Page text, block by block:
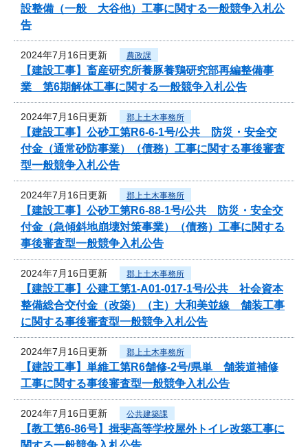
設整備（一般 大谷他）工事に関する一般競争入札公
告
2024年7月16日更新 農政課
【建設工事】畜産研究所養豚養鶏研究部再編整備事
業 第6期解体工事に関する一般競争入札公告
2024年7月16日更新 郡上土木事務所
【建設工事】公砂工第R6-6-1号/公共 防災・安全交
付金（通常砂防事業）（債務）工事に関する事後審査
型一般競争入札公告
2024年7月16日更新 郡上土木事務所
【建設工事】公砂工第R6-88-1号/公共 防災・安全交
付金（急傾斜地崩壊対策事業）（債務）工事に関する
事後審査型一般競争入札公告
2024年7月16日更新 郡上土木事務所
【建設工事】公建工第1-A01-017-1号/公共 社会資本
整備総合交付金（改築）（主）大和美並線 舗装工事
に関する事後審査型一般競争入札公告
2024年7月16日更新 郡上土木事務所
【建設工事】単維工第R6舗修-2号/県単 舗装道補修
工事に関する事後審査型一般競争入札公告
2024年7月16日更新 公共建築課
【教工第6-86号】揖斐高等学校屋外トイレ改築工事に